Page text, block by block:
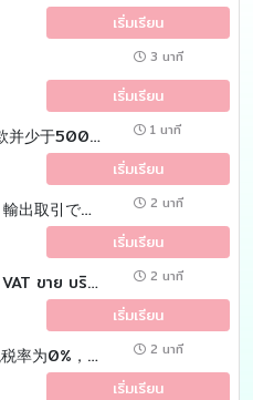
เริ่มเรียน
3 นาที
เริ่มเรียน
- EP.15 (CN) 该公司申报扣税款并少于500泰铢，税务官却说少缴了税款。而且还得额外付钱。问题是，额外的钱是什么？ 1 นาที
เริ่มเรียน
- EP.14 (JP) タイのVAT制度：輸出取引で仕入VATを還付する方法 2 นาที
เริ่มเรียน
- EP.14 (TH) VAT ซื้อ มากกว่า VAT ขาย บริษัทต้องทำอย่างไร ? 2 นาที
เริ่มเรียน
- EP.14 (CN) “出口销售增值税税率为0%，但泰国境内采购增值税税率为7% → 多缴的采购税款可以退还或结转至下个月。” 2 นาที
เริ่มเรียน